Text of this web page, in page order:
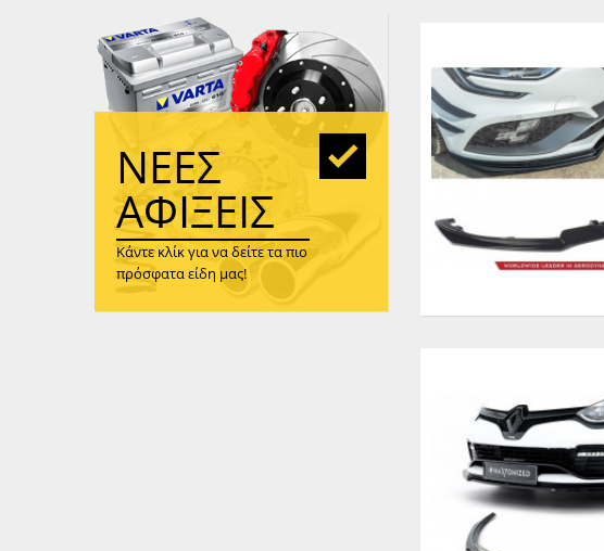
ΛΕΊΠΤΗΣ ΥΠΟΠΊΕΣΗΣ
(TURBO)
ΑΝΤΛΊΑ ΝΕΡΟΎ
ΝΈΕΣ
ΑΦΊΞΕΙΣ
Κάντε κλίκ για να δείτε τα πιο
πρόσφατα είδη μας!